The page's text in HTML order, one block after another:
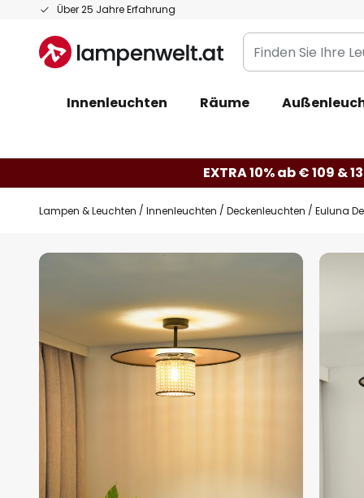
Über 25 Jahre Erfahrung
Zum
springen
Finden
Sie
Leuchte...
Innenleuchten Räume
EXTRA 10% ab € 109 &
Lampen & Leuchten Innenleuchten Deckenleuchten Euluna
Zum
springen